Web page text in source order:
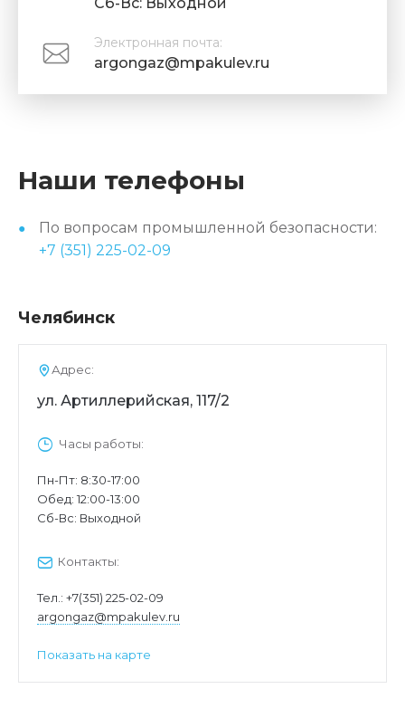
Электронная почта:
argongaz@mpakulev.ru
Наши телефоны
По вопросам промышленной безопасности:
+7 (351) 225-02-09
Челябинск
Адрес:
ул. Артиллерийская, 117/2
Часы работы:
Пн-Пт: 8:30-17:00
Обед: 12:00-13:00
Cб-Вс: Выходной
Контакты:
Тел.: +7(351) 225-02-09
argongaz@mpakulev.ru
Показать на карте